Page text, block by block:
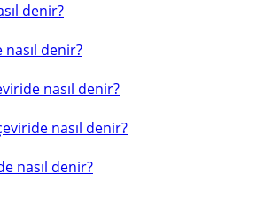
denir?
denir?
nasıl denir?
nasıl denir?
nasıl denir?